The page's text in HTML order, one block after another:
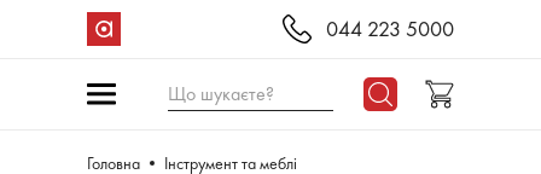
044 223 5000
Що шукаєте?
Головна
Інструмент та меблі